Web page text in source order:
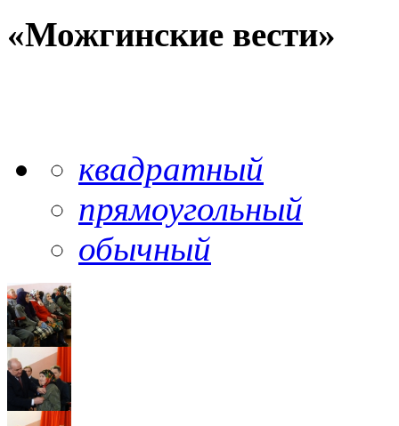
«Можгинские вести»
квадратный
прямоугольный
обычный